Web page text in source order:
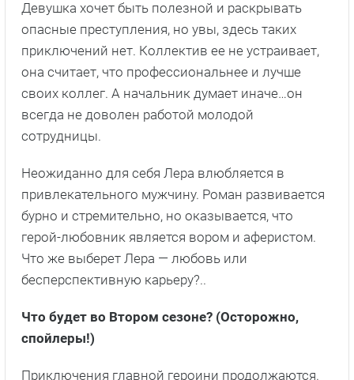
Девушка хочет быть полезной и раскрывать
опасные преступления, но увы, здесь таких
приключений нет. Коллектив ее не устраивает,
она считает, что профессиональнее и лучше
своих коллег. А начальник думает иначе…он
всегда не доволен работой молодой
сотрудницы.
Неожиданно для себя Лера влюбляется в
привлекательного мужчину. Роман развивается
бурно и стремительно, но оказывается, что
герой-любовник является вором и аферистом.
Что же выберет Лера — любовь или
бесперспективную карьеру?..
Что будет во Втором сезоне? (Осторожно,
спойлеры!)
Приключения главной героини продолжаются.